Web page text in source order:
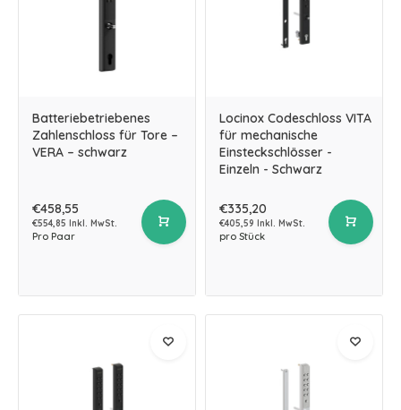
Batteriebetriebenes
Zahlenschloss für Tore –
VERA – schwarz
€458,55
€554,85 Inkl. MwSt.
Pro Paar
Locinox Codeschloss VITA
für mechanische
Einsteckschlösser -
Einzeln - Schwarz
€335,20
€405,59 Inkl. MwSt.
pro Stück